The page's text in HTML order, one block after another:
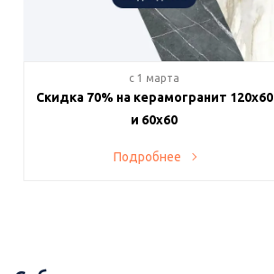
c 1 марта
Скидка 70% на керамогранит 120х60
и 60х60
Подробнее